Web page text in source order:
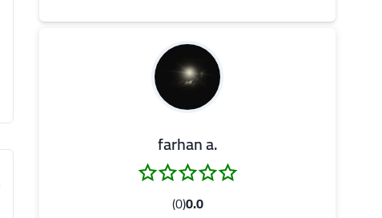
.farhan a
0.0
(0)